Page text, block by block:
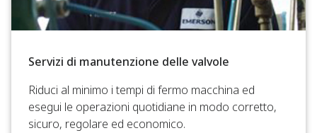
Servizi di manutenzione delle valvole
Riduci al minimo i tempi di fermo macchina ed
esegui le operazioni quotidiane in modo corretto,
sicuro, regolare ed economico.